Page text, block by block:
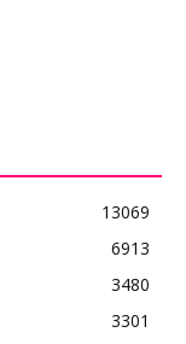
13069
6913
3480
3301